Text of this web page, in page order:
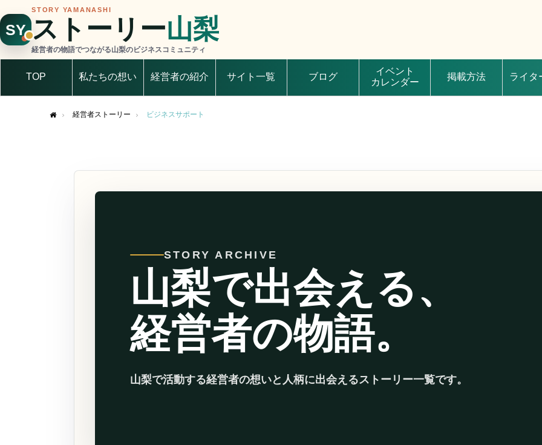
SY
STORY YAMANASHI
ストーリー山梨
経営者の物語でつながる山梨のビジネスコミュニティ
TOP 私たちの想い 経営者の紹介 サイト一覧 ブログ
イベント
カレンダー
掲載方法 ライタ
経営者ストーリー ビジネスサポート
STORY ARCHIVE
山梨で出会える、
経営者の物語。
山梨で活動する経営者の想いと人柄に出会えるストーリー一覧です。